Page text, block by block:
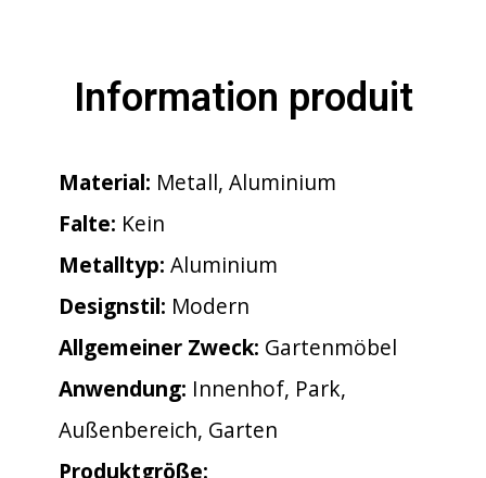
Information produit
Material: Metall, Aluminium
Falte: Kein
Metalltyp: Aluminium
Designstil: Modern
Allgemeiner Zweck: Gartenmöbel
Anwendung: Innenhof, Park,
Außenbereich, Garten
Produktgröße: